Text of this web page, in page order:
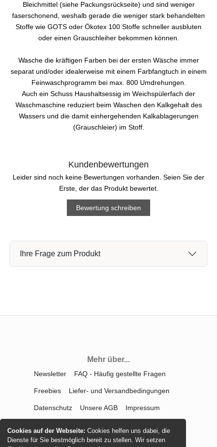
Cookies auf der Webseite:Cookies helfen uns dabei, die
Dienste für Sie bestmöglich bereit zu stellen. Wir setzen
Bleichmittel (siehe Packungsrückseite) und sind weniger
faserschonend, weshalb gerade die weniger stark behandelten
Stoffe wie GOTS oder Ökotex 100 Stoffe schneller ausbluten
oder einen Grauschleiher bekommen können.
Wasche die kräftigen Farben bei der ersten Wäsche immer
separat und/oder idealerweise mit einem Farbfangtuch in einem
Feinwaschprogramm bei max. 800 Umdrehungen.
Auch ein Schuss Haushaltsessig im Weichspülerfach der
Waschmaschine reduziert beim Waschen den Kalkgehalt des
Wassers und die damit einhergehenden Kalkablagerungen
(Grauschleier) im Stoff.
Kundenbewertungen
Leider sind noch keine Bewertungen vorhanden. Seien Sie der
Erste, der das Produkt bewertet.
Bewertung schreiben
Ihre Frage zum Produkt
Mehr über...
Newsletter FAQ - Häufig gestellte Fragen
Freebies Liefer- und Versandbedingungen
Datenschutz Unsere AGB Impressum
Vertrag widerrufen